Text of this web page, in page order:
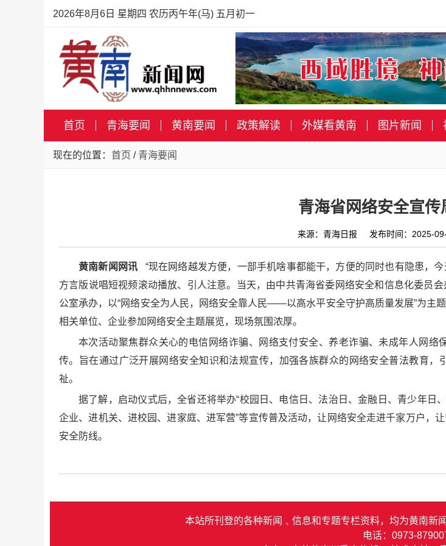
2026年8月6日 星期四 农历丙午年(马) 五月初一
首页 青海要闻 黄南要闻 政策解读 外媒看黄南 图片新闻
现在的位置： 首页 / 青海要闻
青海省网络安全宣传
来源：青海日报 发布时间：2025-
黄南新闻网讯
“现在网络越发方便，一部手机啥事都能干，方便的同时也有隐患
方言版说唱短视频滚动播放、引人注意。当天，由中共青海省委网络安全和信息化委员
公室承办，以“网络安全为人民，网络安全靠人民——以高水平安全守护高质量发展”为主
相关单位、企业参加网络安全主题展览，现场氛围浓厚。
本次活动聚焦群众关心的电信网络诈骗、网络支付安全、养老诈骗、未成年人网
传。旨在通过广泛开展网络安全知识和法规宣传，加强各族群众的网络安全普法教育
祉。
据了解，启动仪式后，全省还将举办“校园日、电信日、法治日、金融日、青少年日
企业、进机关、进校园、进家庭、进军营”等宣传普及活动，让网络安全走进千家万户，
安全防线。
本站所刊登的各种新闻﹑信息和专题专栏资料，均为黄南新
电话：0973-